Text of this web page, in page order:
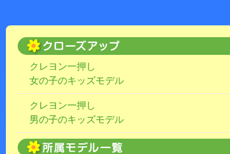
クレヨン一押し
女の子のキッズモデル
クレヨン一押し
男の子のキッズモデル